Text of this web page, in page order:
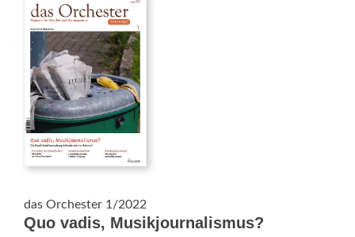
das Orchester 1/2022
Quo vadis, Musikjournalismus?